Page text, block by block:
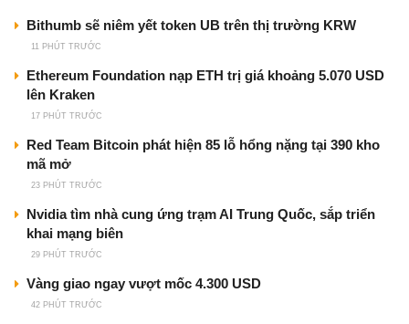
Bithumb sẽ niêm yết token UB trên thị trường KRW
11 PHÚT TRƯỚC
Ethereum Foundation nạp ETH trị giá khoảng 5.070 USD
lên Kraken
17 PHÚT TRƯỚC
Red Team Bitcoin phát hiện 85 lỗ hổng nặng tại 390 kho
mã mở
23 PHÚT TRƯỚC
Nvidia tìm nhà cung ứng trạm AI Trung Quốc, sắp triển
khai mạng biên
29 PHÚT TRƯỚC
Vàng giao ngay vượt mốc 4.300 USD
42 PHÚT TRƯỚC